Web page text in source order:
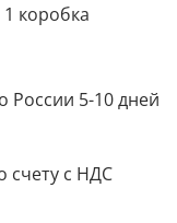
коробка
России 5-10 дней
счету с НДС